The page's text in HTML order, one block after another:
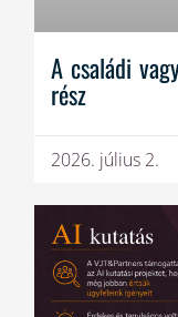
A családi
rész
2026. július 2.